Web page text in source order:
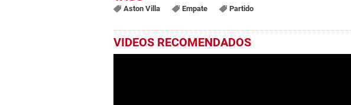
Aston Villa Empate Partido
VIDEOS RECOMENDADOS